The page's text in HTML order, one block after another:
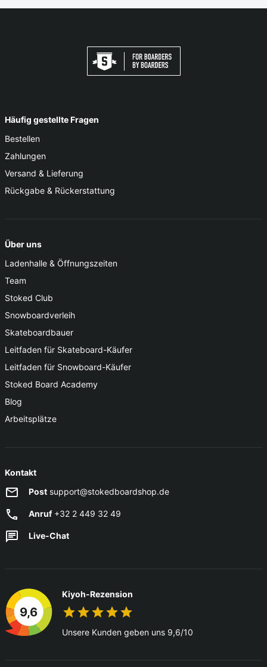
Häufig gestellte Fragen
Bestellen
Zahlungen
Versand & Lieferung
Rückgabe & Rückerstattung
Über uns
Ladenhalle & Öffnungszeiten
Team
Stoked Club
Snowboardverleih
Skateboardbauer
Leitfaden für Skateboard-Käufer
Leitfaden für Snowboard-Käufer
Stoked Board Academy
Blog
Arbeitsplätze
Kontakt
Post support@stokedboardshop.de
Anruf+32 2 449 32 49
Live-Chat
9,6
Kiyoh-Rezension
Unsere Kunden geben uns 9,6/10